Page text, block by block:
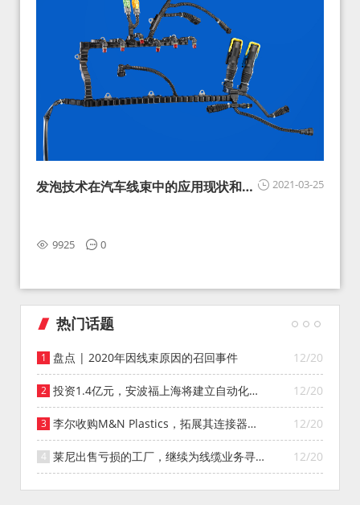
2021-03-25
发泡技术在汽车线束中的应用现状和展
9925 0
热门话题
12/20
盘点 | 2020年因线束原因的召回事件
12/20
投资1.4亿元，安波福上海将建立自动化智
能仓库
12/20
李尔收购M&N Plastics，拓展其连接器系
统业务
12/20
莱尼出售亏损的工厂，继续为线缆业务寻找
投资者